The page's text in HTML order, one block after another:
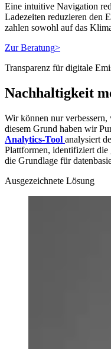
Eine intuitive Navigation
Ladezeiten reduzieren den
zahlen sowohl auf das
Zur Beratung>
Transparenz für digitale
Nachhaltigkeit
Wir können nur
diesem Grund haben wir
Analytics-Tool analysiert
Plattformen, identifiziert die
die Grundlage für
Ausgezeichnete Lösung